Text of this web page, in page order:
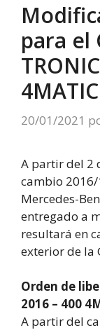
para el
4MATIC
20/01/2021
A partir del 2
cambio
Mercedes-
entregado a
resultará en
exterior de la
Orden de
2016 – 400
A partir del